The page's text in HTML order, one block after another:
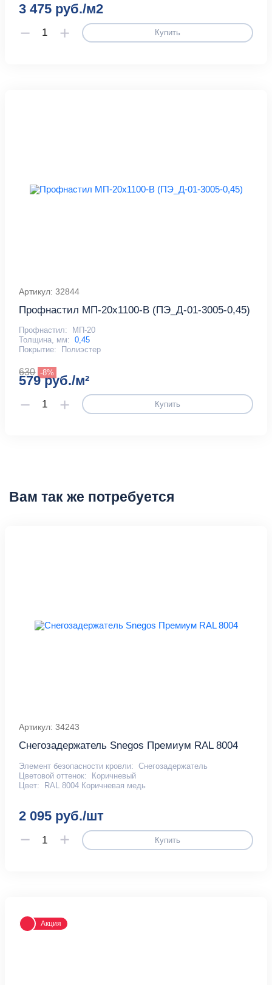
3 475 руб./м2
Купить
Артикул: 32844
Профнастил МП-20x1100-B (ПЭ_Д-01-3005-0,45)
Профнастил:
МП-20
Толщина, мм: 0,45
Покрытие:
Полиэстер
630 -8%
579 руб./м²
Купить
Вам так же потребуется
Артикул: 34243
Снегозадержатель Snegos Премиум RAL 8004
Элемент безопасности кровли: Снегозадержатель
Цветовой оттенок:
Коричневый
Цвет:
RAL 8004 Коричневая медь
2 095 руб./шт
Купить
Акция